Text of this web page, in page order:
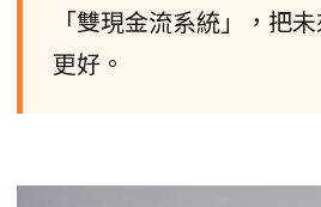
「雙現金流系統」，把
更好。